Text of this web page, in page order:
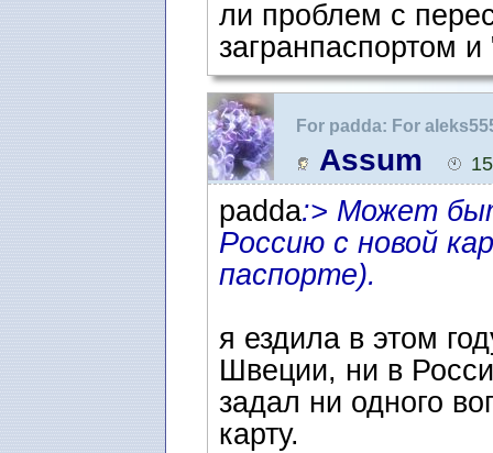
ли проблем с
загранпаспортом
For padda: For
Assum
padda:> Может
Россию с новой
паспорте).
я ездила в этом
Швеции, ни в
задал ни одного
карту.